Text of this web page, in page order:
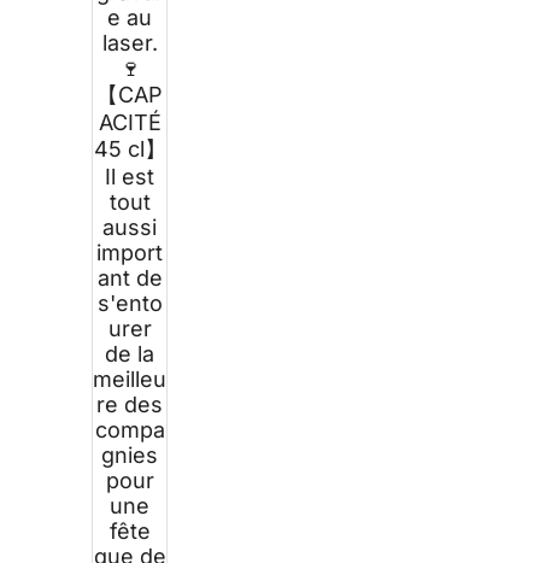
e au
laser.
🍷
【CAP
ACITÉ
45 cl】
Il est
tout
aussi
import
ant de
s'ento
urer
de la
meilleu
re des
compa
gnies
pour
une
fête
que de